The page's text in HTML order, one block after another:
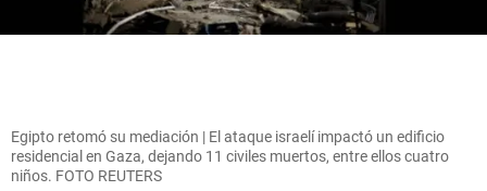
Egipto retomó su mediación | El ataque israelí impactó un edificio
residencial en Gaza, dejando 11 civiles muertos, entre ellos cuatro
niños. FOTO REUTERS